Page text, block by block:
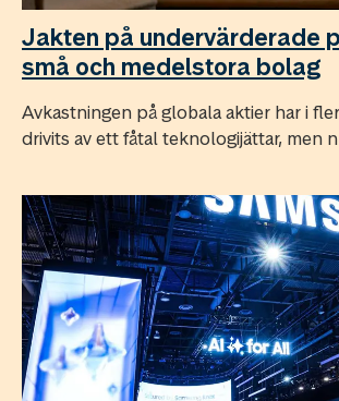
Jakten på undervärderade
små och medelstora bolag
Avkastningen på globala aktier har i
drivits av ett fåtal teknologijättar, men